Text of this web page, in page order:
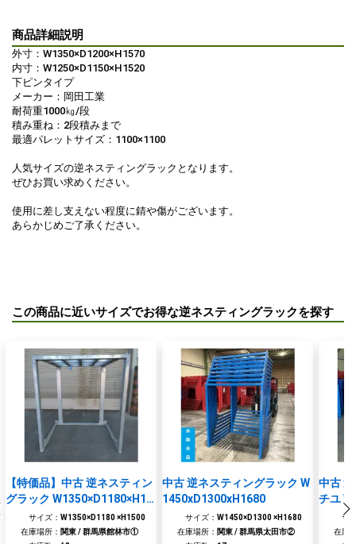
商品詳細説明
外寸：W1350×D1200×H1570
内寸：W1250×D1150×H1520
下ピンタイプ
メーカー：岡田工業
耐荷重1000㎏/段
積み重ね：2段積みまで
最適パレットサイズ：1100×1100
人気サイズの逆ネスティングラックとなります。
ぜひお買い求めください。
使用に差し支えない程度に錆や傷がございます。
あらかじめご了承ください。
この商品に近いサイズでお得な逆ネスティングラックを探す
【特価品】中古 逆ネスティン
グラック W1350×D1180×H15
00 ※台数限定
サイズ： W1350×D1180 ×H1500
在庫場所： 関東 / 群馬県館林市①
中古 逆ネスティングラック W
1450xD1300xH1680
サイズ： W1450×D1300 ×H1680
在庫場所： 関東 / 群馬県太田市②
中古
チユ
サ
在庫